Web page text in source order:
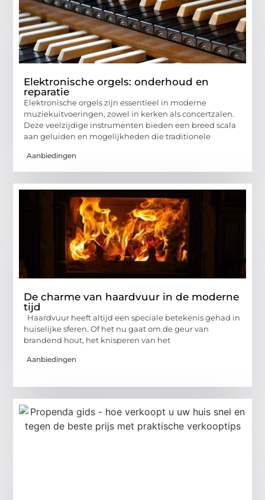
Elektronische orgels: onderhoud en
reparatie
Elektronische orgels zijn essentieel in moderne
muziekuitvoeringen, zowel in kerken als concertzalen.
Deze veelzijdige instrumenten bieden een breed scala
aan geluiden en mogelijkheden die traditionele
Aanbiedingen
De charme van haardvuur in de moderne
tijd
Haardvuur heeft altijd een speciale betekenis gehad in
huiselijke sferen. Of het nu gaat om de geur van
brandend hout, het knisperen van het
Aanbiedingen